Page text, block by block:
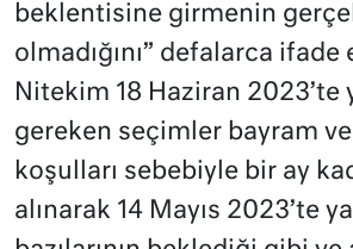
beklentisine girmenin
olmadığını” defalarca
Nitekim 18 Haziran 2023’te
gereken seçimler bayram
koşulları sebebiyle bir ay
alınarak 14 Mayıs 2023’te